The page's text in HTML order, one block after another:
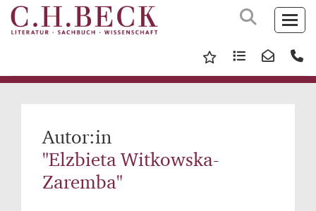
Autor:in
"Elzbieta Witkowska-
Zaremba"